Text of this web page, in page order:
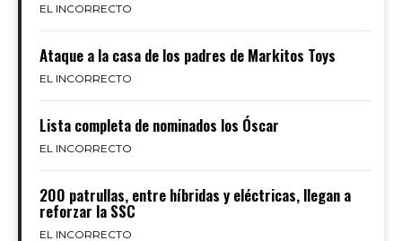
EL INCORRECTO
Ataque a la casa de los padres de Markitos Toys
EL INCORRECTO
Lista completa de nominados los Óscar
EL INCORRECTO
200 patrullas, entre híbridas y eléctricas, llegan a
reforzar la SSC
EL INCORRECTO